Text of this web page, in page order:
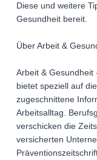
Diese und weitere
Gesundheit bereit.
Über Arbeit &
Arbeit &
bietet speziell auf
zugeschnittene
Arbeitsalltag.
verschicken die
versicherten